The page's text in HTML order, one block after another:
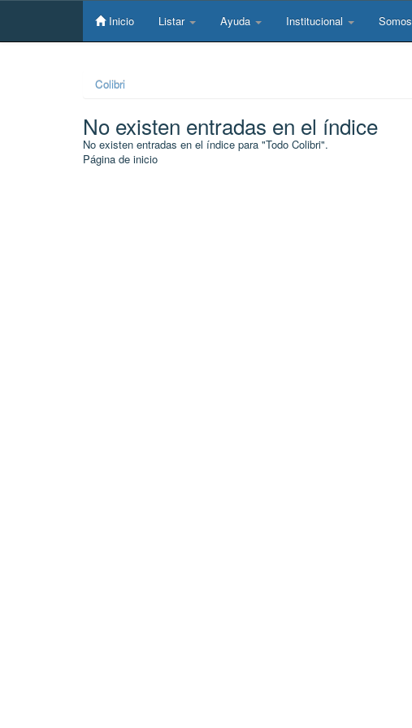
Skip
Inicio Listar Ayuda Institucional Somos
Colibri
No existen entradas en el índice
No existen entradas en el índice para "Todo Colibri".
Página de inicio